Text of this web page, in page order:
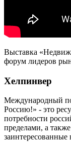
Выставка
форум лидеров
Хелпинвер
Международный
Россию!» - это
потребности
пределами, а
заинтересованные